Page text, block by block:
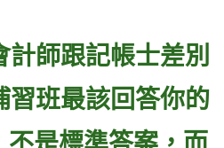
計師跟記帳士差別
習班最該回答你的